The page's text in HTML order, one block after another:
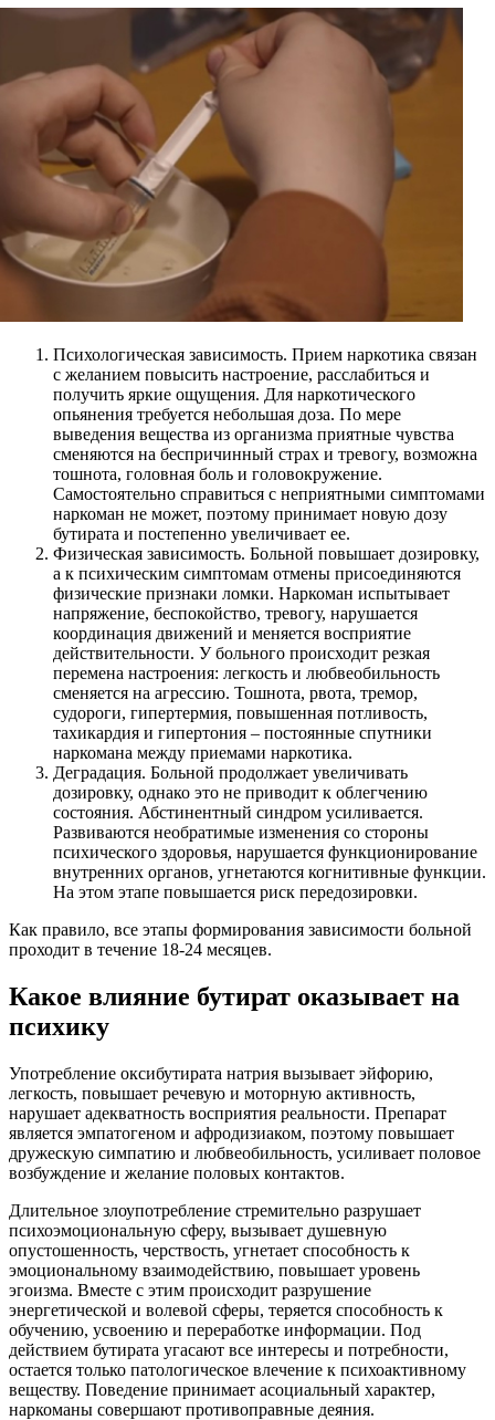
Психологическая зависимость. Прием наркотика связан
с желанием повысить настроение, расслабиться и
получить яркие ощущения. Для наркотического
опьянения требуется небольшая доза. По мере
выведения вещества из организма приятные чувства
сменяются на беспричинный страх и тревогу, возможна
тошнота, головная боль и головокружение.
Самостоятельно справиться с неприятными симптомами
наркоман не может, поэтому принимает новую дозу
бутирата и постепенно увеличивает ее.
Физическая зависимость. Больной повышает дозировку,
а к психическим симптомам отмены присоединяются
физические признаки ломки. Наркоман испытывает
напряжение, беспокойство, тревогу, нарушается
координация движений и меняется восприятие
действительности. У больного происходит резкая
перемена настроения: легкость и любвеобильность
сменяется на агрессию. Тошнота, рвота, тремор,
судороги, гипертермия, повышенная потливость,
тахикардия и гипертония – постоянные спутники
наркомана между приемами наркотика.
Деградация. Больной продолжает увеличивать
дозировку, однако это не приводит к облегчению
состояния. Абстинентный синдром усиливается.
Развиваются необратимые изменения со стороны
психического здоровья, нарушается функционирование
внутренних органов, угнетаются когнитивные функции.
На этом этапе повышается риск передозировки.
Как правило, все этапы формирования зависимости больной
проходит в течение 18-24 месяцев.
Какое влияние бутират оказывает на
психику
Употребление оксибутирата натрия вызывает эйфорию,
легкость, повышает речевую и моторную активность,
нарушает адекватность восприятия реальности. Препарат
является эмпатогеном и афродизиаком, поэтому повышает
дружескую симпатию и любвеобильность, усиливает половое
возбуждение и желание половых контактов.
Длительное злоупотребление стремительно разрушает
психоэмоциональную сферу, вызывает душевную
опустошенность, черствость, угнетает способность к
эмоциональному взаимодействию, повышает уровень
эгоизма. Вместе с этим происходит разрушение
энергетической и волевой сферы, теряется способность к
обучению, усвоению и переработке информации. Под
действием бутирата угасают все интересы и потребности,
остается только патологическое влечение к психоактивному
веществу. Поведение принимает асоциальный характер,
наркоманы совершают противоправные деяния.